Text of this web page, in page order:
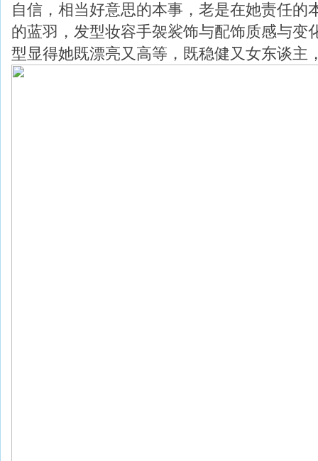
自信，相当好意思的本事，老是在她责任的
的蓝羽，发型妆容手袈裟饰与配饰质感与变
型显得她既漂亮又高等，既稳健又女东谈主